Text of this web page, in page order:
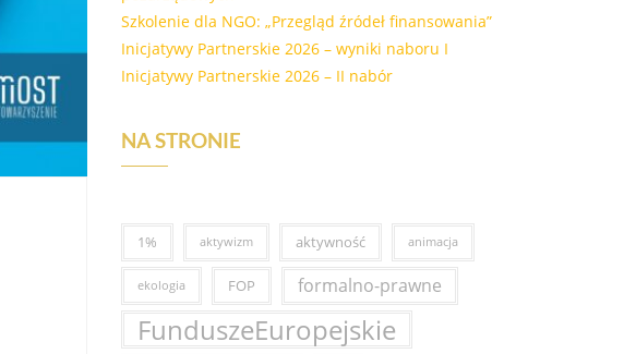
Szkolenie dla NGO: „Przegląd źródeł finansowania”
Inicjatywy Partnerskie 2026 – wyniki naboru I
Inicjatywy Partnerskie 2026 – II nabór
NA STRONIE
1% aktywizm aktywność animacja
ekologia FOP formalno-prawne
FunduszeEuropejskie